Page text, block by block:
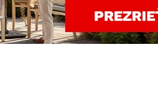
VIANOCE
lehátka
doplnky